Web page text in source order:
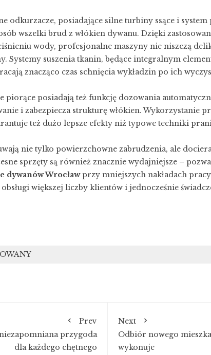
odkurzacze, posiadające silne turbiny ssące i
wszelki brud z włókien dywanu. Dzięki
wody, profesjonalne maszyny nie niszczą
Systemy suszenia tkanin, będące integralnym
znacząco czas schnięcia wykładzin po ich
piorące posiadają też funkcję dozowania
i zabezpiecza strukturę włókien. Wykorzystanie
też dużo lepsze efekty niż typowe techniki
nie tylko powierzchowne zabrudzenia, ale
sprzęty są również znacznie wydajniejsze –
dywanów Wrocławprzy mniejszych nakładach
większej liczby klientów i jednocześnie
Prev
przygoda
dla każdego chętnego
Next
Odbiór nowego
wykonuje